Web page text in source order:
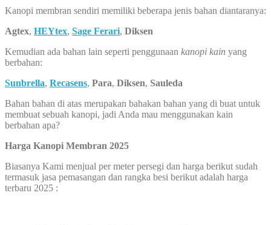
Kanopi membran sendiri memiliki beberapa jenis bahan diantaranya:
Agtex, HEYtex, Sage Ferari, Diksen
Kemudian ada bahan lain seperti penggunaan kanopi kain yang
berbahan:
Sunbrella, Recasens, Para, Diksen, Sauleda
Bahan bahan di atas merupakan bahakan bahan yang di buat untuk
membuat sebuah kanopi, jadi Anda mau menggunakan kain
berbahan apa?
Harga Kanopi Membran 2025
Biasanya Kami menjual per meter persegi dan harga berikut sudah
termasuk jasa pemasangan dan rangka besi berikut adalah harga
terbaru 2025 :